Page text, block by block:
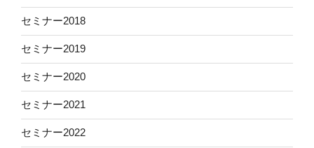
セミナー2018
セミナー2019
セミナー2020
セミナー2021
セミナー2022